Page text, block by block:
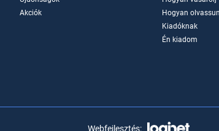
Akciók
Hogyan
Kiadóknak
Én kiadom
Webfejlesztés: